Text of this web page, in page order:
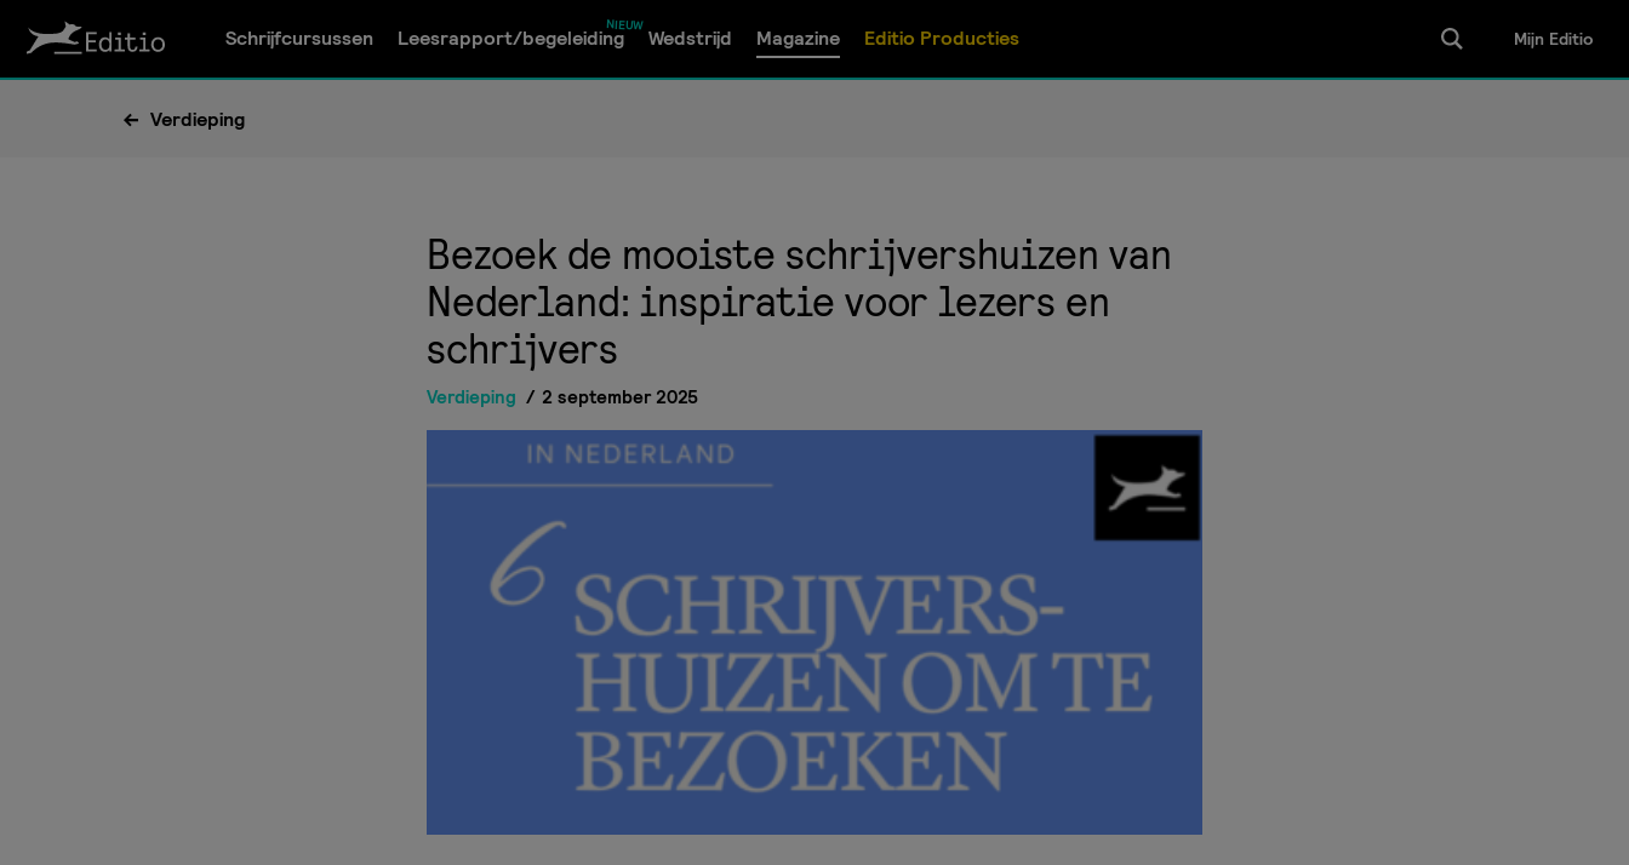
Schrijfcursussen Leesrapport/begeleiding Wedstrijd Magazine Editio Producties Mijn Editio
Verdieping
Bezoek de mooiste schrijvershuizen van
Nederland: inspiratie voor lezers en
schrijvers
Verdieping 2 september 2025